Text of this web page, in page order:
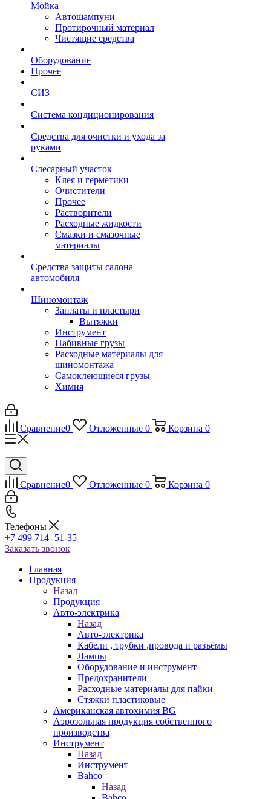
Мойка
Автошампуни
Протирочный материал
Чистящие средства
Оборудование
Прочее
СИЗ
Система кондиционирования
Средства для очистки и ухода за
руками
Слесарный участок
Клея и герметики
Очистители
Прочее
Растворители
Расходные жидкости
Смазки и смазочные
материалы
Средства защиты салона
автомобиля
Шиномонтаж
Заплаты и пластыри
Вытяжки
Инструмент
Набивные грузы
Расходные материалы для
шиномонтажа
Самоклеющиеся грузы
Химия
Сравнение0 Отложенные 0 Корзина 0
Сравнение0 Отложенные 0 Корзина 0
Телефоны
+7 499 714- 51-35
Заказать звонок
Главная
Продукция
Назад
Продукция
Авто-электрика
Назад
Авто-электрика
Кабели , трубки ,провода и разъёмы
Лампы
Оборудование и инструмент
Предохранители
Расходные материалы для пайки
Стяжки пластиковые
Американская автохимия BG
Аэрозольная продукция собственного
производства
Инструмент
Назад
Инструмент
Bahco
Назад